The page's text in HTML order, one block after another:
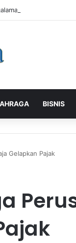
Pelanggan, PLN
BISNIS
Gelapkan Pajak